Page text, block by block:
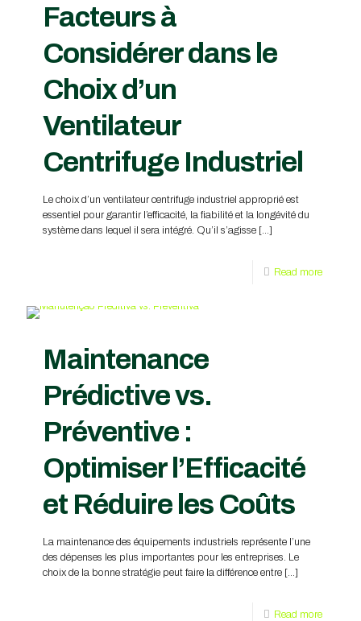
Facteurs à
Considérer dans le
Choix d’un
Ventilateur
Centrifuge Industriel
Le choix d’un ventilateur centrifuge industriel approprié est
essentiel pour garantir l’efficacité, la fiabilité et la longévité du
système dans lequel il sera intégré. Qu’il s’agisse […]
Read more
Maintenance
Prédictive vs.
Préventive :
Optimiser l’Efficacité
et Réduire les Coûts
La maintenance des équipements industriels représente l’une
des dépenses les plus importantes pour les entreprises. Le
choix de la bonne stratégie peut faire la différence entre […]
Read more